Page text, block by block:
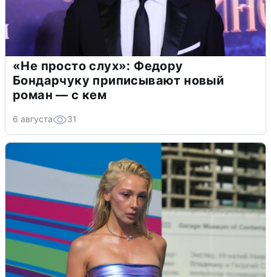
«Не просто слух»: Федору
Бондарчуку приписывают новый
роман — с кем
6 августа 31